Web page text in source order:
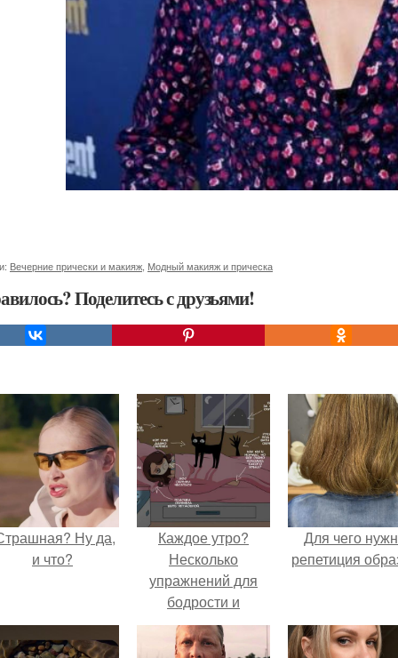
Вечерние прически и макияж Модный макияж и прическа
Поделитесь с друзьями!
Ну да,
и что?
Каждое утро?
Несколько
упражнений для
бодрости и
улучшения
физического
Для чего
репетиция